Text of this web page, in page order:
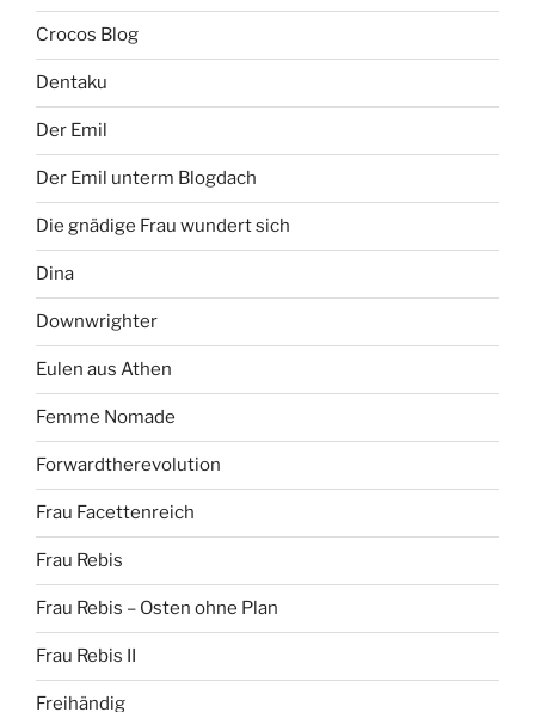
Crocos Blog
Dentaku
Der Emil
Der Emil unterm Blogdach
Die gnädige Frau wundert sich
Dina
Downwrighter
Eulen aus Athen
Femme Nomade
Forwardtherevolution
Frau Facettenreich
Frau Rebis
Frau Rebis – Osten ohne Plan
Frau Rebis II
Freihändig